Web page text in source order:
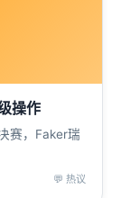
操作
赛，Faker瑞
💬 热议